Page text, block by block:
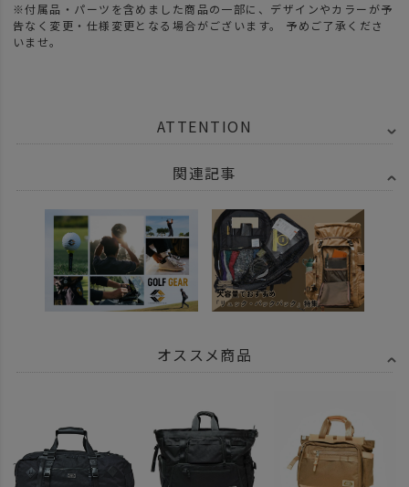
※付属品・パーツを含めました商品の一部に、デザインやカラーが予
告なく変更・仕様変更となる場合がございます。 予めご了承くださ
いませ。
ATTENTION
関連記事
オススメ商品